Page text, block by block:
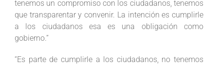
tenemos un compromiso con los ciudadanos, tenemos
que transparentar y convenir. La intención es cumplirle
a los ciudadanos esa es una obligación como
gobierno.”
“Es parte de cumplirle a los ciudadanos, no tenemos